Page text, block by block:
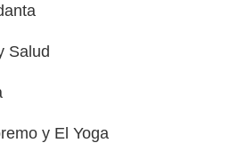
Salud
y El Yoga